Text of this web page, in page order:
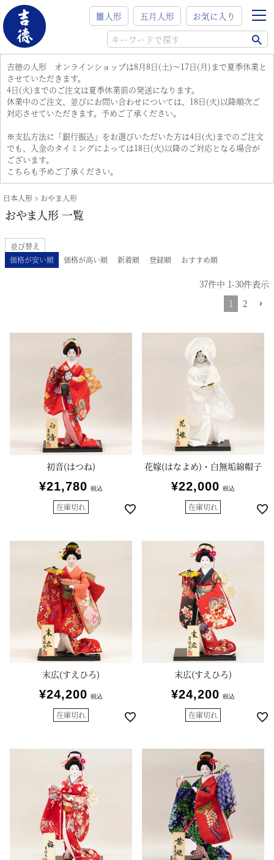
雛人形 五月人形 お気に入り
吉徳の人形 オンラインショップは8月8日(土)～17日(月)まで夏季休業と
させていただきます。
4日(火)までのご注文は夏季休業前の発送になります。
休業中のご注文、並びにお問い合わせについては、18日(火)以降順次ご
対応させていただきます。予めご了承ください。
※支払方法に「銀行振込」をお選びいただいた方は4日(火)までのご注文
でも、入金のタイミングによっては18日(火)以降のご対応となる場合が
ございます。
こちらも予めご了承ください。
日本人形 おやま人形
おやま人形 一覧
並び替え
価格が安い順
価格が高い順 新着順 登録順 おすすめ順
37件中 1-30件表示
1
2
初音(はつね)
¥21,780 税込
在庫切れ
花嫁(はなよめ)・白無垢綿帽子
¥22,000 税込
在庫切れ
末広(すえひろ)
¥24,200 税込
在庫切れ
末広(すえひろ)
¥24,200 税込
在庫切れ